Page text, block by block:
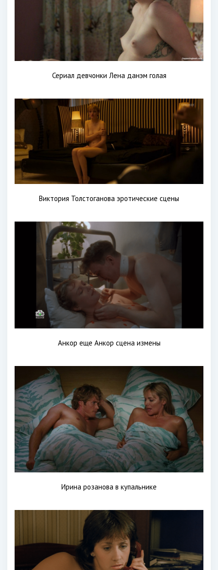
Сериал девчонки Лена данэм голая
Виктория Толстоганова эротические сцены
Анкор еще Анкор сцена измены
Ирина розанова в купальнике